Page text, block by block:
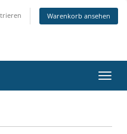
Warenkorb ansehen
ein-/